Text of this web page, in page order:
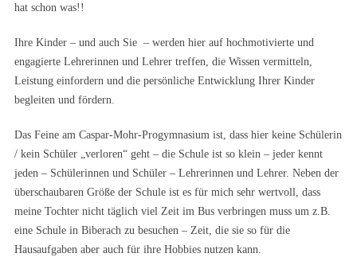
hat schon was!!
Ihre Kinder – und auch Sie – werden hier auf hochmotivierte und
engagierte Lehrerinnen und Lehrer treffen, die Wissen vermitteln,
Leistung einfordern und die persönliche Entwicklung Ihrer Kinder
begleiten und fördern.
Das Feine am Caspar-Mohr-Progymnasium ist, dass hier keine Schülerin
/ kein Schüler „verloren“ geht – die Schule ist so klein – jeder kennt
jeden – Schülerinnen und Schüler – Lehrerinnen und Lehrer. Neben der
überschaubaren Größe der Schule ist es für mich sehr wertvoll, dass
meine Tochter nicht täglich viel Zeit im Bus verbringen muss um z.B.
eine Schule in Biberach zu besuchen – Zeit, die sie so für die
Hausaufgaben aber auch für ihre Hobbies nutzen kann.